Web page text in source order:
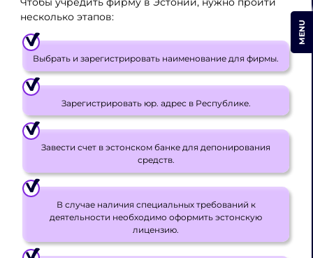
несколько этапов:
Выбрать и зарегистрировать наименование для фирмы.
Зарегистрировать юр. адрес в Республике.
Завести счет в эстонском банке для депонирования
средств.
В случае наличия специальных требований к
деятельности необходимо оформить эстонскую
лицензию.
MENU